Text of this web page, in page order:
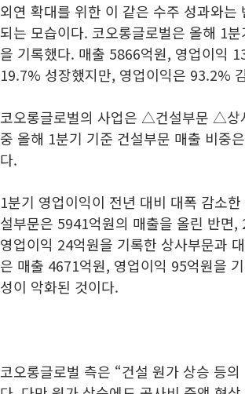
외연 확대를 위한 이 같은 수주 성과와
되는 모습이다. 코오롱글로벌은 올해 1
을 기록했다. 매출 5866억원, 영업이익
19.7% 성장했지만, 영업이익은 93.2%
코오롱글로벌의 사업은 △건설부문 △
중 올해 1분기 기준 건설부문 매출 비중
다.
1분기 영업이익이 전년 대비 대폭 감소
설부문은 5941억원의 매출을 올린 반면
영업이익 24억원을 기록한 상사부문과
은 매출 4671억원, 영업이익 95억원을
성이 악화된 것이다.
코오롱글로벌 측은 “건설 원가 상승 등